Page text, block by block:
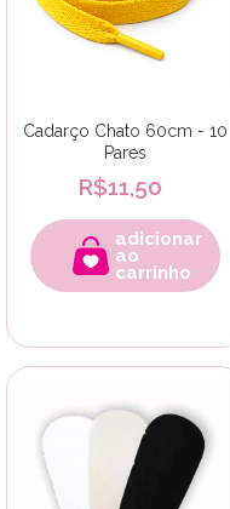
Cadarço Chato 60cm - 10
Pares
R$11,50
adicionar
ao
carrinho